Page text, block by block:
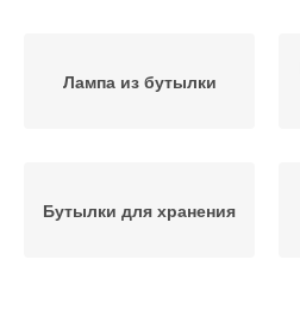
Лампа из бутылки
Бутылки для хранения